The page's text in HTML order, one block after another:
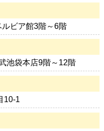
ビア館3階～6階
池袋本店9階～12階
10-1